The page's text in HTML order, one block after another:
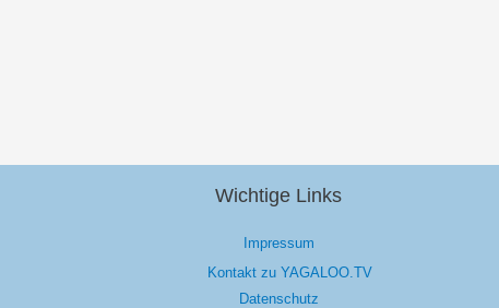
Wichtige Links
Impressum
Kontakt zu YAGALOO.TV
Datenschutz